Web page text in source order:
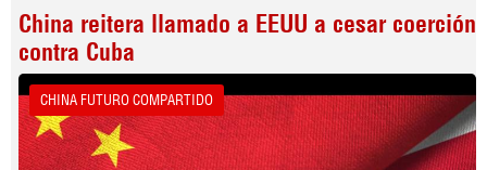
China reitera llamado a EEUU a cesar coerción
contra Cuba
CHINA FUTURO COMPARTIDO